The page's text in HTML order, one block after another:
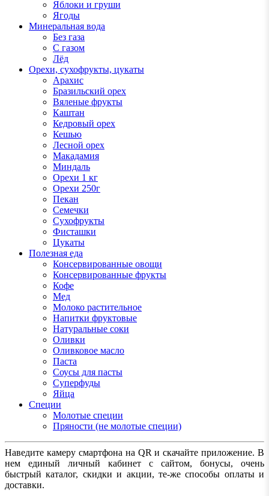
Яблоки и груши
Ягоды
Минеральная вода
Без газа
С газом
Лёд
Орехи, сухофрукты, цукаты
Арахис
Бразильский орех
Вяленые фрукты
Каштан
Кедровый орех
Кешью
Лесной орех
Макадамия
Миндаль
Орехи 1 кг
Орехи 250г
Пекан
Семечки
Сухофрукты
Фисташки
Цукаты
Полезная еда
Консервированные овощи
Консервированные фрукты
Кофе
Мед
Молоко растительное
Напитки фруктовые
Натуральные соки
Оливки
Оливковое масло
Паста
Соусы для пасты
Суперфуды
Яйца
Специи
Молотые специи
Пряности (не молотые специи)
Наведите камеру смартфона на QR и скачайте приложение. В
нем единый личный кабинет с сайтом, бонусы, очень
быстрый каталог, скидки и акции, те-же способы оплаты и
доставки.